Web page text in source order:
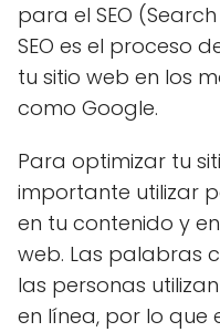
para el SEO
SEO es el proceso
tu sitio web en los
como Google.
Para optimizar tu
importante utilizar
en tu contenido y
web. Las palabras
las personas
en línea, por lo que